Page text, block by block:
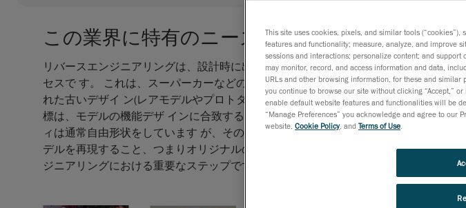
この業界に特有のニーズ
リバースエンジニアリングは、設計時に出発点として、実物部品やモックアップを
セスで す。 これは、スーパーカーなどのハンドメイドのモデル、製造が中止された
れた古いデザイ ン(レアモデルやプロトタイプ)から設計意図を抽出しようとするとき
標は、モデルの機能デザ インに合致する3Dモデル(通常、外観モデルや空力モデル)
ィは通常自由形状をしています が、その形状を正確かつ効率的に取得し、スキャン
デルを再現すること、つまりオリジナルの ボディ形状を余すところなく再現した
ジニアリングにおける重要なステップです。
This site uses cookies, pixels, and similar tools
features and functionality; measure, analyze, and improve
sessions and interactions; personalize content; and
may monitor, record, and access information and data,
URLs and other browsing information, for these and similar
you continue to browse our site without clicking “Accept,”
enable default website features and functionalities will be
“Manage Preferences” you acknowledge and agree to our
website, Cookie Policy, and Terms of Use